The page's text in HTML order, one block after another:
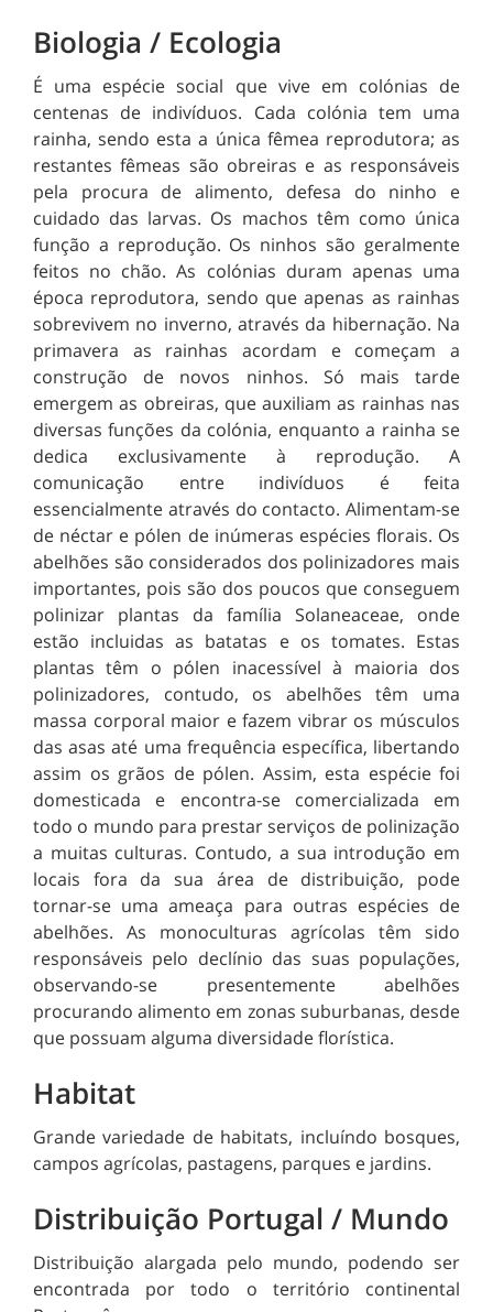
Biologia / Ecologia
É uma espécie social que vive em colónias de
centenas de indivíduos. Cada colónia tem uma
rainha, sendo esta a única fêmea reprodutora; as
restantes fêmeas são obreiras e as responsáveis
pela procura de alimento, defesa do ninho e
cuidado das larvas. Os machos têm como única
função a reprodução. Os ninhos são geralmente
feitos no chão. As colónias duram apenas uma
época reprodutora, sendo que apenas as rainhas
sobrevivem no inverno, através da hibernação. Na
primavera as rainhas acordam e começam a
construção de novos ninhos. Só mais tarde
emergem as obreiras, que auxiliam as rainhas nas
diversas funções da colónia, enquanto a rainha se
dedica exclusivamente à reprodução. A
comunicação entre indivíduos é feita
essencialmente através do contacto. Alimentam-se
de néctar e pólen de inúmeras espécies florais. Os
abelhões são considerados dos polinizadores mais
importantes, pois são dos poucos que conseguem
polinizar plantas da família Solaneaceae, onde
estão incluidas as batatas e os tomates. Estas
plantas têm o pólen inacessível à maioria dos
polinizadores, contudo, os abelhões têm uma
massa corporal maior e fazem vibrar os músculos
das asas até uma frequência específica, libertando
assim os grãos de pólen. Assim, esta espécie foi
domesticada e encontra-se comercializada em
todo o mundo para prestar serviços de polinização
a muitas culturas. Contudo, a sua introdução em
locais fora da sua área de distribuição, pode
tornar-se uma ameaça para outras espécies de
abelhões. As monoculturas agrícolas têm sido
responsáveis pelo declínio das suas populações,
observando-se presentemente abelhões
procurando alimento em zonas suburbanas, desde
que possuam alguma diversidade florística.
Habitat
Grande variedade de habitats, incluíndo bosques,
campos agrícolas, pastagens, parques e jardins.
Distribuição Portugal / Mundo
Distribuição alargada pelo mundo, podendo ser
encontrada por todo o território continental